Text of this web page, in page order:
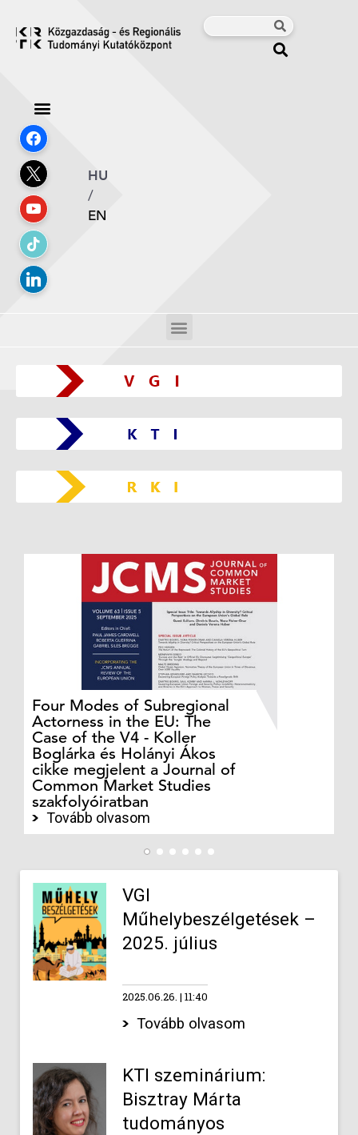
HU
/
EN
Four Modes of Subregional
Actorness in the EU: The
Case of the V4 - Koller
Boglárka és Holányi Ákos
cikke megjelent a Journal of
Common Market Studies
szakfolyóiratban
Tovább olvasom
VGI
Műhelybeszélgetések –
2025. július
2025.06.26. 11:40
Tovább olvasom
KTI szeminárium:
Bisztray Márta
tudományos